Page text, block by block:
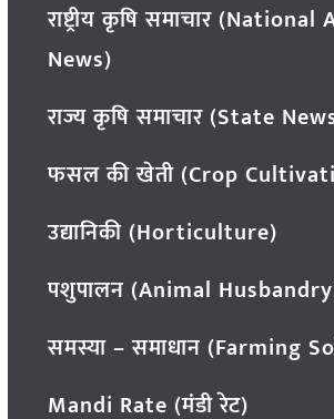
राष्ट्रीय कृषि समाचार
News)
राज्य कृषि समाचार (State
फसल की खेती (Crop
उद्यानिकी (Horticulture)
पशुपालन (Animal
समस्या – समाधान (Farming
Mandi Rate (मंडी रेट)